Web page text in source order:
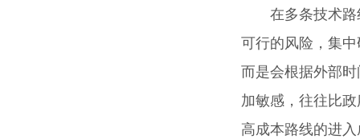
在多条技术
可行的风险，集
而是会根据外部
加敏感，往往比
高成本路线的进